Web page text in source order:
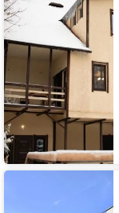
Посторонним
ВВ
Гостевой